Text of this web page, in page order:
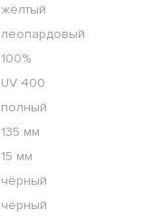
жёлтый
леопардовый
100%
UV 400
полный
135 мм
15 мм
чёрный
чёрный